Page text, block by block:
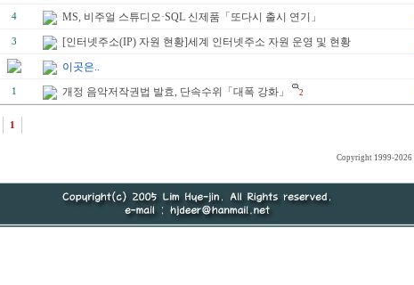
4 MS, 비주얼 스튜디오·SQL 신제품「또다시 출시 연기」
3 [인터넷주소(IP) 자원 현황]세계 인터넷주소 자원 운영 및 현황
이곳은..
1 개정 음악저작권법 발효, 단속수위「대폭 강화」 2
1
Copyright 1999-2026